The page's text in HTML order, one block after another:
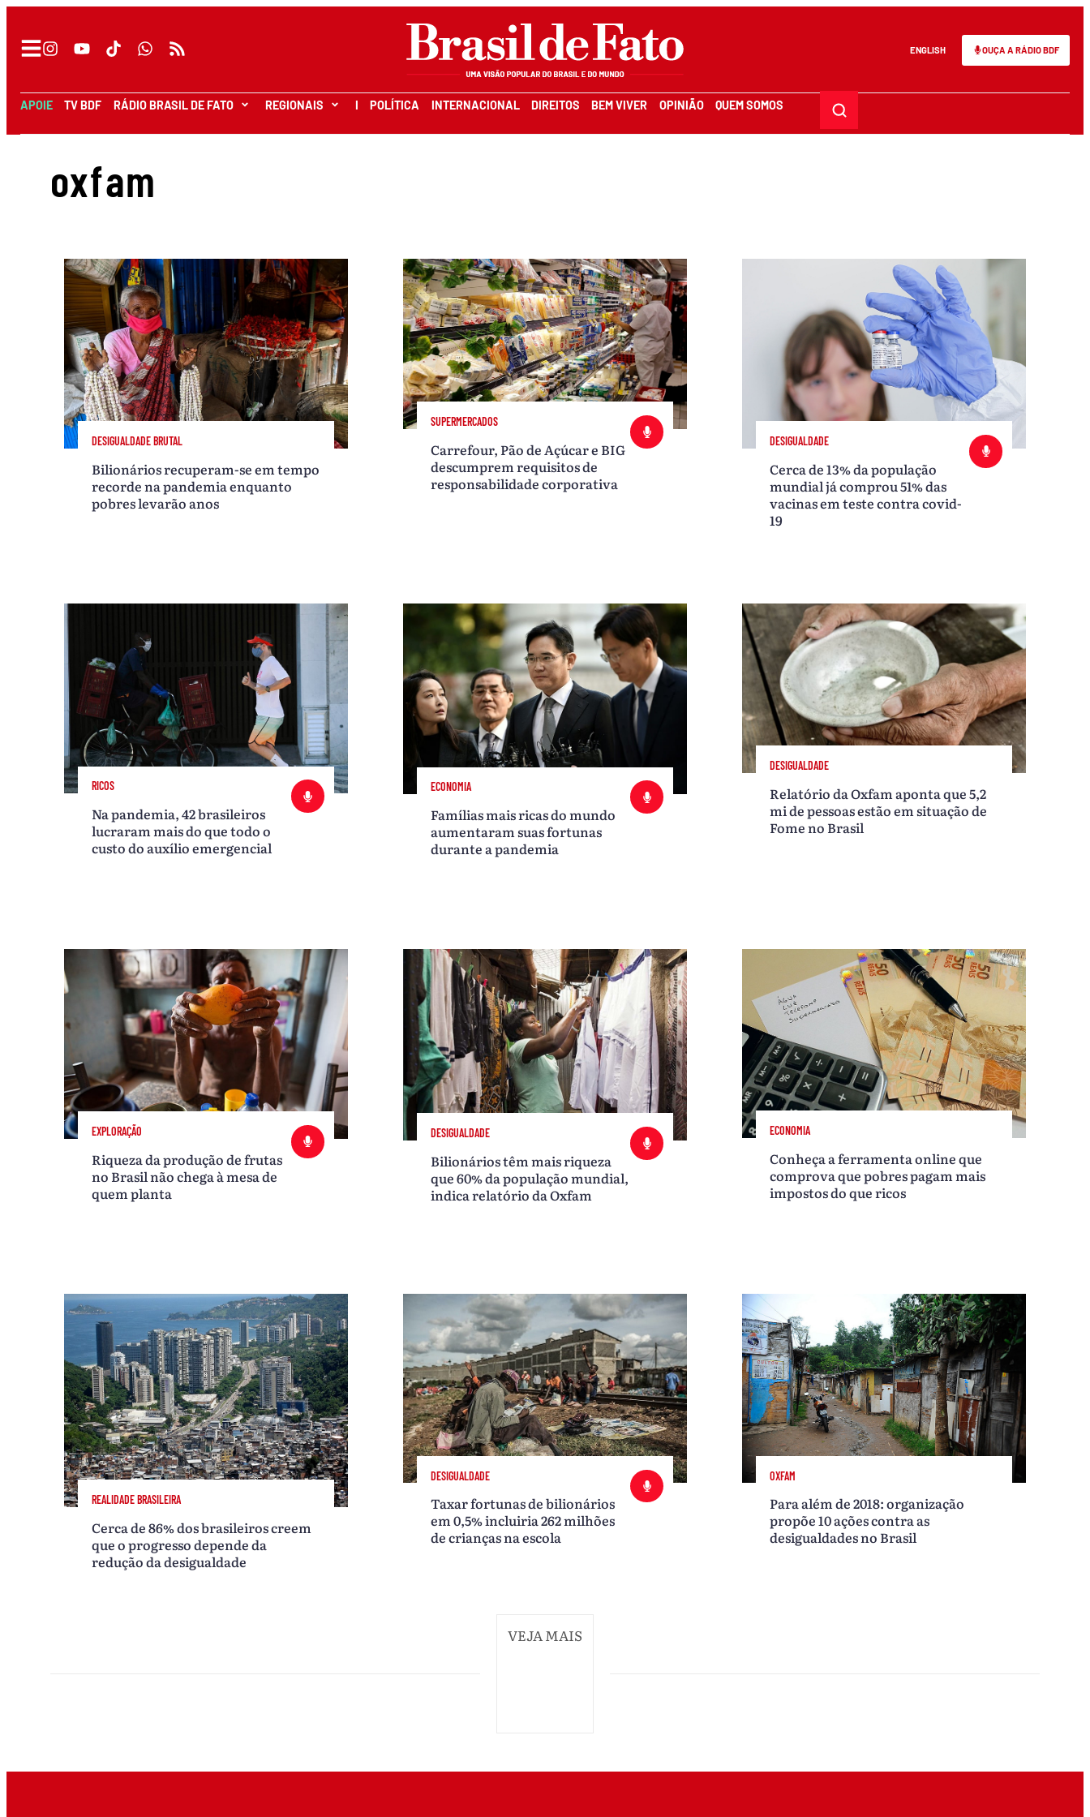
ENGLISH OUÇA A RÁDIO BDF
APOIE TV BDF RÁDIO BRASIL DE FATO REGIONAIS I POLÍTICA INTERNACIONAL DIREITOS BEM VIVER OPINIÃO QUEM SOMOS
oxfam
DESIGUALDADE BRUTAL
Bilionários recuperam-se em tempo
recorde na pandemia enquanto
pobres levarão anos
SUPERMERCADOS
Carrefour, Pão de Açúcar e BIG
descumprem requisitos de
responsabilidade corporativa
DESIGUALDADE
Cerca de 13% da população
mundial já comprou 51% das
vacinas em teste contra covid-
19
RICOS
Na pandemia, 42 brasileiros
lucraram mais do que todo o
custo do auxílio emergencial
ECONOMIA
Famílias mais ricas do mundo
aumentaram suas fortunas
durante a pandemia
DESIGUALDADE
Relatório da Oxfam aponta que 5,2
mi de pessoas estão em situação de
Fome no Brasil
EXPLORAÇÃO
Riqueza da produção de frutas
no Brasil não chega à mesa de
quem planta
DESIGUALDADE
Bilionários têm mais riqueza
que 60% da população mundial,
indica relatório da Oxfam
ECONOMIA
Conheça a ferramenta online que
comprova que pobres pagam mais
impostos do que ricos
REALIDADE BRASILEIRA
Cerca de 86% dos brasileiros creem
que o progresso depende da
redução da desigualdade
DESIGUALDADE
Taxar fortunas de bilionários
em 0,5% incluiria 262 milhões
de crianças na escola
OXFAM
Para além de 2018: organização
propõe 10 ações contra as
desigualdades no Brasil
VEJA MAIS